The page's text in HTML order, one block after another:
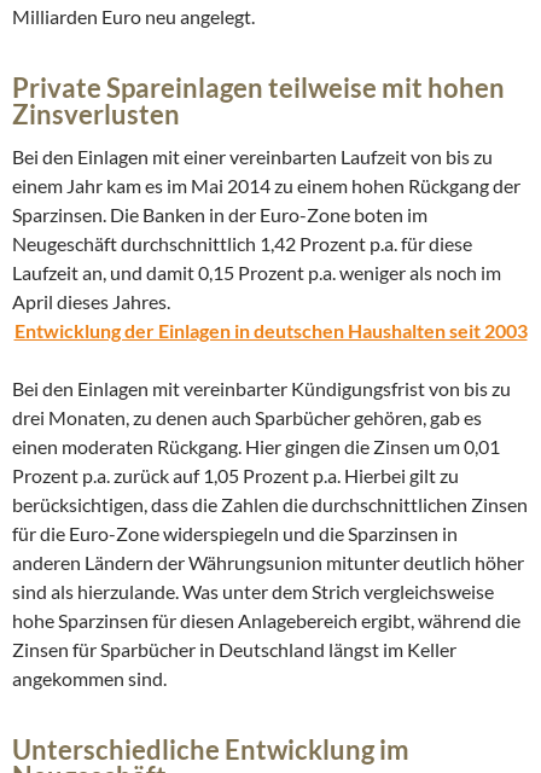
Milliarden Euro neu angelegt.
Private Spareinlagen teilweise mit hohen
Zinsverlusten
Bei den Einlagen mit einer vereinbarten Laufzeit von bis zu
einem Jahr kam es im Mai 2014 zu einem hohen Rückgang der
Sparzinsen. Die Banken in der Euro-Zone boten im
Neugeschäft durchschnittlich 1,42 Prozent p.a. für diese
Laufzeit an, und damit 0,15 Prozent p.a. weniger als noch im
April dieses Jahres.
Entwicklung der Einlagen in deutschen Haushalten seit 2003
Bei den Einlagen mit vereinbarter Kündigungsfrist von bis zu
drei Monaten, zu denen auch Sparbücher gehören, gab es
einen moderaten Rückgang. Hier gingen die Zinsen um 0,01
Prozent p.a. zurück auf 1,05 Prozent p.a. Hierbei gilt zu
berücksichtigen, dass die Zahlen die durchschnittlichen Zinsen
für die Euro-Zone widerspiegeln und die Sparzinsen in
anderen Ländern der Währungsunion mitunter deutlich höher
sind als hierzulande. Was unter dem Strich vergleichsweise
hohe Sparzinsen für diesen Anlagebereich ergibt, während die
Zinsen für Sparbücher in Deutschland längst im Keller
angekommen sind.
Unterschiedliche Entwicklung im